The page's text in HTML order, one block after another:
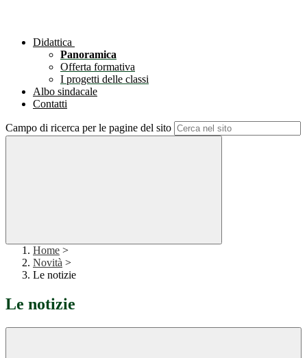
Didattica
Panoramica
Offerta formativa
I progetti delle classi
Albo sindacale
Contatti
Campo di ricerca per le pagine del sito
Home >
Novità >
Le notizie
Le notizie